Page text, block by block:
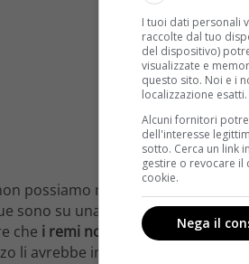
possiamo non parlare dell’iconica
sono su una barca che il
che i remi non sono più presenti
li avrebbe inavvertitamente fatti
I tuoi dati personali
raccolte dal tuo
del dispositivo)
visualizzate e
questo sito. Noi e i
localizzazione esatti.
Alcuni fornitori
dell'interesse
sotto. Cerca un link
gestire o revocare il
cookie.
Nega il